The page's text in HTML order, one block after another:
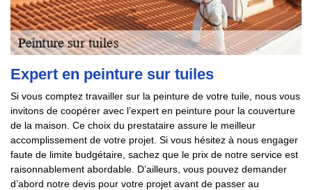
Expert en peinture sur tuiles
Si vous comptez travailler sur la peinture de votre tuile, nous vous
invitons de coopérer avec l’expert en peinture pour la couverture
de la maison. Ce choix du prestataire assure le meilleur
accomplissement de votre projet. Si vous hésitez à nous engager
faute de limite budgétaire, sachez que le prix de notre service est
raisonnablement abordable. D’ailleurs, vous pouvez demander
d’abord notre devis pour votre projet avant de passer au